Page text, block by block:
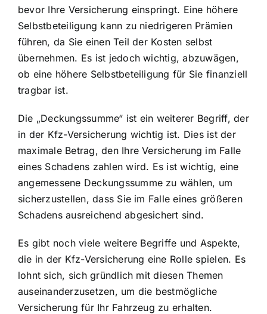
bevor Ihre Versicherung einspringt. Eine höhere
Selbstbeteiligung kann zu niedrigeren Prämien
führen, da Sie einen Teil der Kosten selbst
übernehmen. Es ist jedoch wichtig, abzuwägen,
ob eine höhere Selbstbeteiligung für Sie finanziell
tragbar ist.
Die „Deckungssumme“ ist ein weiterer Begriff, der
in der Kfz-Versicherung wichtig ist. Dies ist der
maximale Betrag, den Ihre Versicherung im Falle
eines Schadens zahlen wird. Es ist wichtig, eine
angemessene Deckungssumme zu wählen, um
sicherzustellen, dass Sie im Falle eines größeren
Schadens ausreichend abgesichert sind.
Es gibt noch viele weitere Begriffe und Aspekte,
die in der Kfz-Versicherung eine Rolle spielen. Es
lohnt sich, sich gründlich mit diesen Themen
auseinanderzusetzen, um die bestmögliche
Versicherung für Ihr Fahrzeug zu erhalten.